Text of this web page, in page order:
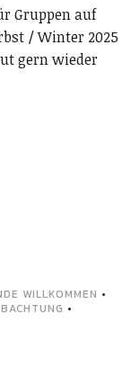
Gruppen auf
/ Winter 2025
gern wieder
WILLKOMMEN •
•